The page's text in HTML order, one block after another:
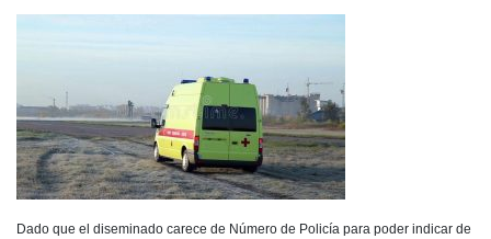
Dado que el diseminado carece de Número de Policía para poder indicar de